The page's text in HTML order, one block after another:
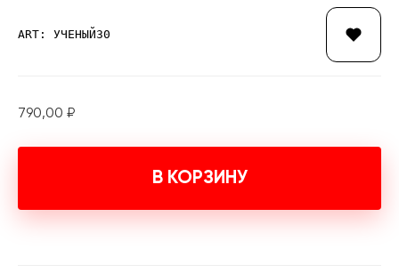
ART: УЧЕНЫЙ30
790,00 ₽
В КОРЗИНУ